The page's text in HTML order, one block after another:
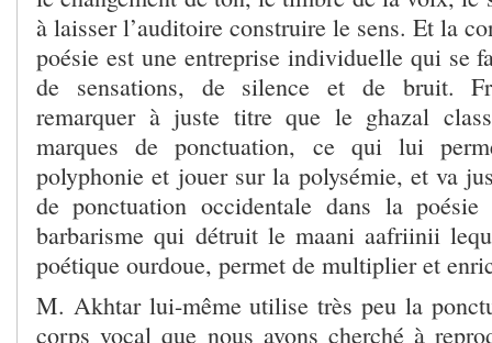
à laisser l’auditoire construire le sens. Et la
poésie est une entreprise individuelle qui se
de sensations, de silence et de bruit.
remarquer à juste titre que le ghazal
marques de ponctuation, ce qui lui
polyphonie et jouer sur la polysémie, et va
de ponctuation occidentale dans la
barbarisme qui détruit le maani aafriinii
poétique ourdoue, permet de multiplier et
M. Akhtar lui-même utilise très peu la
corps vocal que nous avons cherché à